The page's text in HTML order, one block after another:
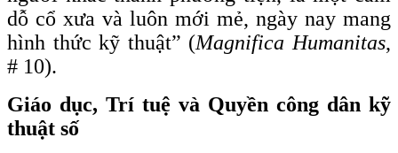
dỗ cổ xưa và luôn mới mẻ, ngày nay mang
hình thức kỹ thuật” (Magnifica Humanitas,
# 10).
Giáo dục, Trí tuệ và Quyền công dân kỹ
thuật số